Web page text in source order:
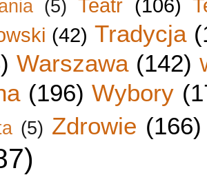
(5) Teatr (106)
(42) Tradycja
Warszawa (142)
(196) Wybory
(5) Zdrowie (166)